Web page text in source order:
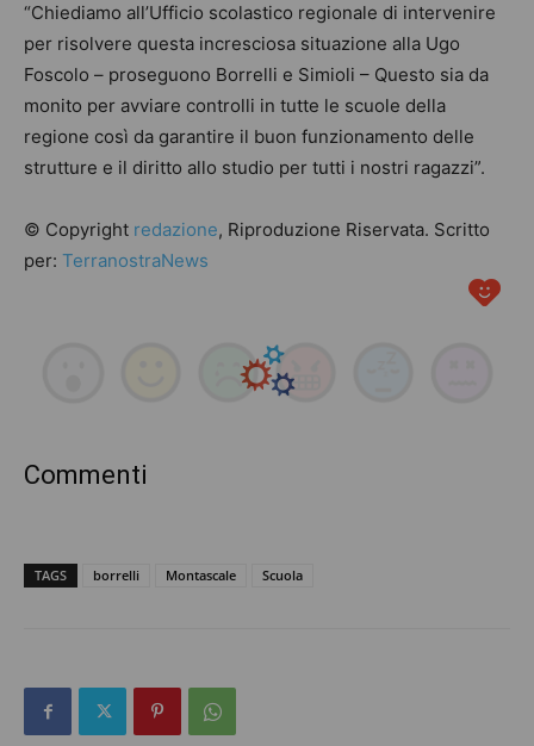
“Chiediamo all’Ufficio scolastico regionale di intervenire
per risolvere questa incresciosa situazione alla Ugo
Foscolo – proseguono Borrelli e Simioli – Questo sia da
monito per avviare controlli in tutte le scuole della
regione così da garantire il buon funzionamento delle
strutture e il diritto allo studio per tutti i nostri ragazzi”.
© Copyright redazione, Riproduzione Riservata. Scritto
per: TerranostraNews
Commenti
TAGS borrelli Montascale Scuola